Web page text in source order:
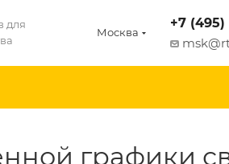
для
Москва
+7 (495)
графики